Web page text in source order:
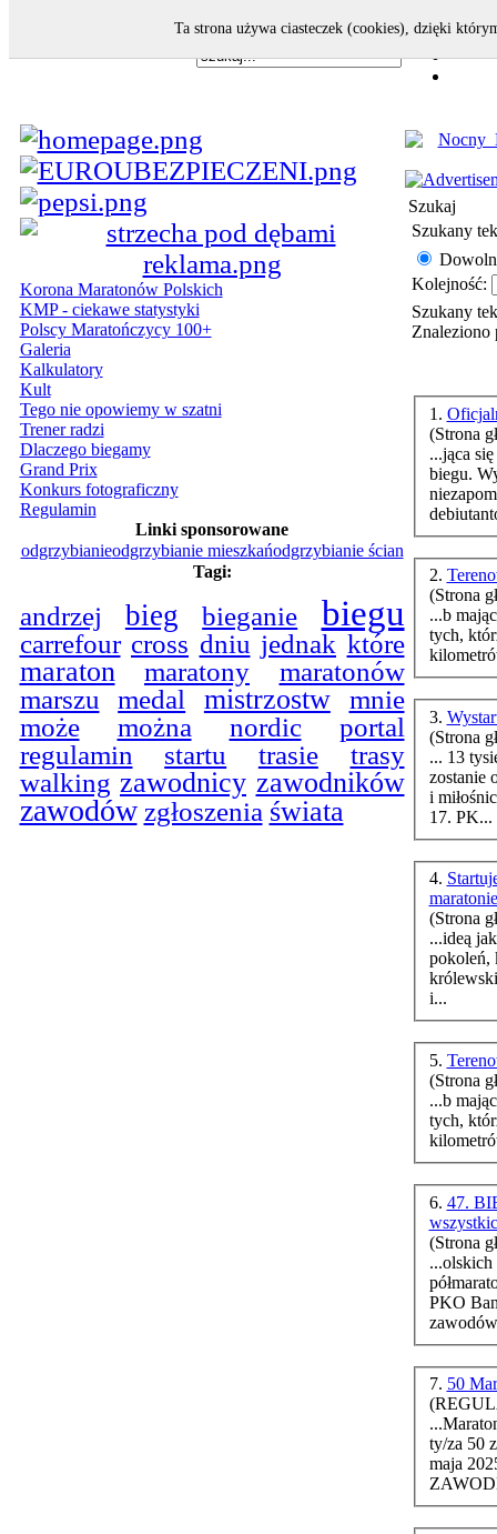
Korona Maratonów Polskich
KMP - ciekawe statystyki
Polscy Maratończycy 100+
Galeria
Kalkulatory
Kult
Tego nie opowiemy w szatni
Trener radzi
Dlaczego biegamy
Grand Prix
Konkurs fotograficzny
Regulamin
Linki sponsorowane
odgrzybianieodgrzybianie mieszkańodgrzybianie ścian
Tagi:
andrzej bieg bieganie biegu
carrefour cross dniu jednak które
maraton maratony maratonów
marszu medal mistrzostw
mnie
może
można nordic
portal
regulamin
startu trasie trasy
walking zawodnicy zawodników
zawodów zgłoszenia świata
Szukaj
Szukany
Kolejność:
Szukany
1.
(Strona
...jąca
biegu.
2.
(Strona
...b mających
tych,
3.
(Strona
... 13
zostanie
i
17. PK...
4.
(Strona
...ideą
pokoleń,
i...
5.
(Strona
...b mających
tych,
6. 47.
(Strona
...olskich
PKO Bank
7. 50
...Maraton
ty/za 50
maja 2025 r.,
Ta strona używa ciasteczek (cookies), dzięki